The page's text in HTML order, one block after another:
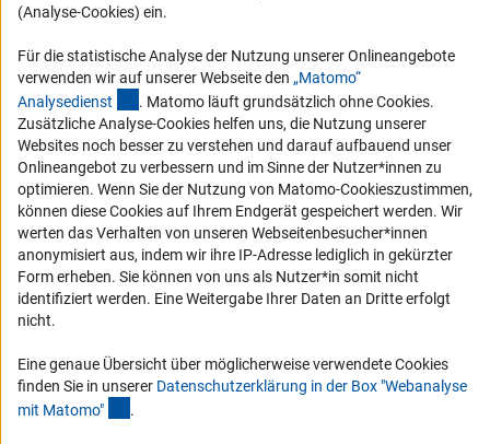
Logo und Corporate Design
Compliance
Vergabeverfahren
Barrierefreiheit
Service und Informationen für Menschen mit Behinderungen
Erklärung zur Barrierefreiheit
Barriere melden
DFG-aktuell
schauen Sie sich die Ausgaben online an.
(Analyse-Cookies) ein.
Für die statistische Analyse der Nutzung unserer Onlineangebote
verwenden wir auf unserer Webseite den „Matomo“
Analysedienst (externer Link)
. Matomo läuft grundsätzlich ohne Cookies.
Zusätzliche Analyse-Cookies helfen uns, die Nutzung unserer
Websites noch besser zu verstehen und darauf aufbauend unser
Onlineangebot zu verbessern und im Sinne der Nutzer*innen zu
optimieren. Wenn Sie der Nutzung von Matomo-Cookieszustimmen,
können diese Cookies auf Ihrem Endgerät gespeichert werden. Wir
werten das Verhalten von unseren Webseitenbesucher*innen
anonymisiert aus, indem wir ihre IP-Adresse lediglich in gekürzter
Form erheben. Sie können von uns als Nutzer*in somit nicht
identifiziert werden. Eine Weitergabe Ihrer Daten an Dritte erfolgt
nicht.
Eine genaue Übersicht über möglicherweise verwendete Cookies
finden Sie in unserer Datenschutzerklärung in der Box "Webanalyse
mit Matomo" .